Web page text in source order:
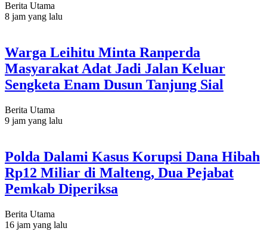
Berita Utama
8 jam yang lalu
Warga Leihitu Minta Ranperda
Masyarakat Adat Jadi Jalan Keluar
Sengketa Enam Dusun Tanjung Sial
Berita Utama
9 jam yang lalu
Polda Dalami Kasus Korupsi Dana Hibah
Rp12 Miliar di Malteng, Dua Pejabat
Pemkab Diperiksa
Berita Utama
16 jam yang lalu